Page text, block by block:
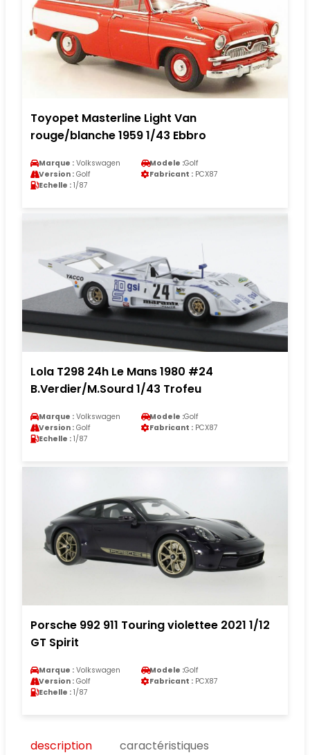
Toyopet Masterline Light Van
rouge/blanche 1959 1/43 Ebbro
Marque : Volkswagen Modele :Golf
Version : Golf Fabricant : PCX87
Echelle : 1/87
Lola T298 24h Le Mans 1980 #24
B.Verdier/M.Sourd 1/43 Trofeu
Marque : Volkswagen Modele :Golf
Version : Golf Fabricant : PCX87
Echelle : 1/87
Porsche 992 911 Touring violettee 2021 1/12
GT Spirit
Marque : Volkswagen Modele :Golf
Version : Golf Fabricant : PCX87
Echelle : 1/87
description
caractéristiques